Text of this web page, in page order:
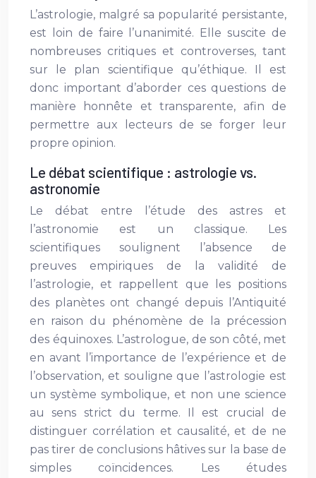
L’astrologie, malgré sa popularité persistante,
est loin de faire l’unanimité. Elle suscite de
nombreuses critiques et controverses, tant
sur le plan scientifique qu’éthique. Il est
donc important d’aborder ces questions de
manière honnête et transparente, afin de
permettre aux lecteurs de se forger leur
propre opinion.
Le débat scientifique : astrologie vs.
astronomie
Le débat entre l’étude des astres et
l’astronomie est un classique. Les
scientifiques soulignent l’absence de
preuves empiriques de la validité de
l’astrologie, et rappellent que les positions
des planètes ont changé depuis l’Antiquité
en raison du phénomène de la précession
des équinoxes. L’astrologue, de son côté, met
en avant l’importance de l’expérience et de
l’observation, et souligne que l’astrologie est
un système symbolique, et non une science
au sens strict du terme. Il est crucial de
distinguer corrélation et causalité, et de ne
pas tirer de conclusions hâtives sur la base de
simples coïncidences. Les études